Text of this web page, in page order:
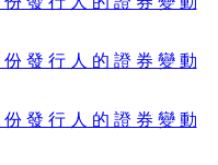
份 發 行 人 的 證 券 變 動
份 發 行 人 的 證 券 變 動